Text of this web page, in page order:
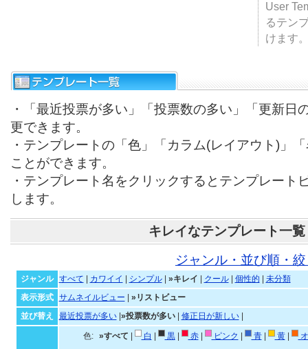
User
るテン
けます
・「最近投票が多い」「投票数の多い」「更新日
更できます。
・テンプレートの「色」「カラム(レイアウト)」
ことができます。
・テンプレート名をクリックするとテンプレート
します。
キレイなテンプレート一覧
ジャンル・並び順・
ジャンル すべて カワイイ シンプル| »キレイ クール| 個性的
未分類
表示形式
サムネイルビュー
»リストビュー
並び替え
最近投票が多い| »投票数が多い| 修正日が新しい|
色: »すべて 白 黒| 赤| ピンク 青| 黄|